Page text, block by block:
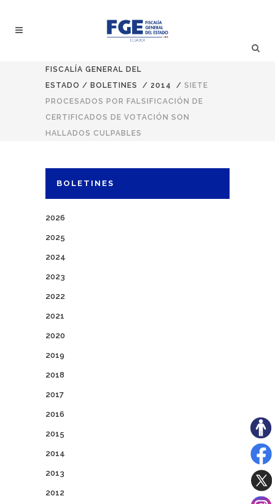
FISCALÍA GENERAL DEL
ESTADO / BOLETINES / 2014 / SIETE
PROCESADOS POR FALSIFICACIÓN DE
CERTIFICADOS DE VOTACIÓN SON
HALLADOS CULPABLES
BOLETINES
2026
2025
2024
2023
2022
2021
2020
2019
2018
2017
2016
2015
2014
2013
2012